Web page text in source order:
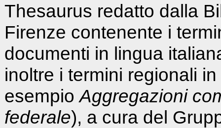
Thesaurus redatto dalla
Firenze contenente i
documenti in lingua
inoltre i termini regionali
esempioAggregazioni
federale), a cura del